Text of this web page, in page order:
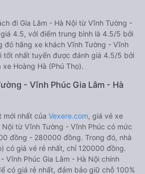
đi Gia Lâm - Hà Nội từ Vĩnh Tường -
4.5, với điểm trung bình là 4.5/5 bởi
đó hãng xe khách Vĩnh Tường - Vĩnh
tốt nhất tuyến được đánh giá 4.5/5 bởi
Hoàng Hà (Phú Thọ).
- Vĩnh Phúc Gia Lâm - Hà
mới nhất của Vexere.com, giá vé xe
Nội từ Vĩnh Tường - Vĩnh Phúc có mức
đồng - 280000 đồng. Trong đó, nhà
có giá vé rẻ nhất, chỉ 120000 đồng.
Vĩnh Phúc Gia Lâm - Hà Nội chính
có giá rẻ nhất, đảm bảo giữ chỗ 100%